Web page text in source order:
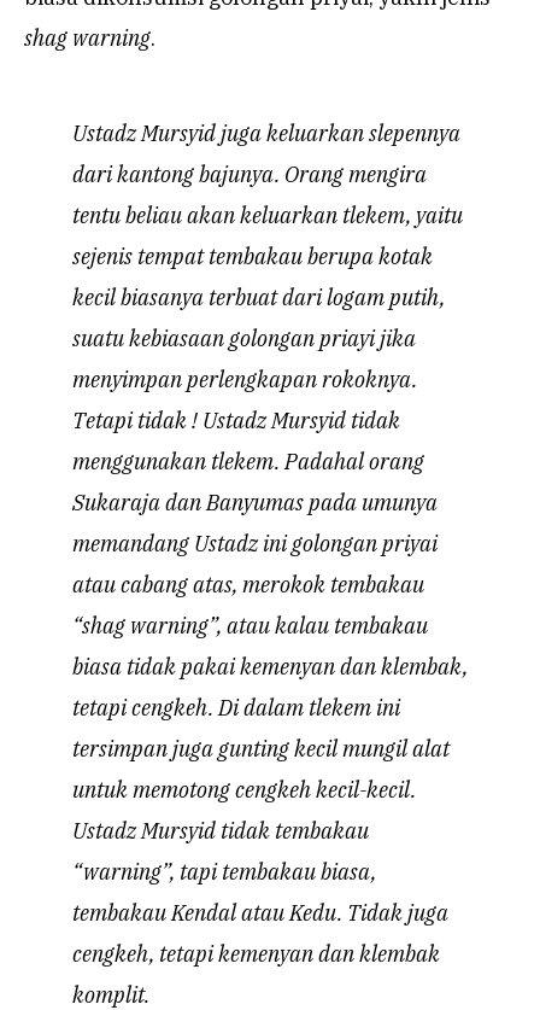
shag warning.
Ustadz Mursyid juga keluarkan slepennya
dari kantong bajunya. Orang mengira
tentu beliau akan keluarkan tlekem, yaitu
sejenis tempat tembakau berupa kotak
kecil biasanya terbuat dari logam putih,
suatu kebiasaan golongan priayi jika
menyimpan perlengkapan rokoknya.
Tetapi tidak ! Ustadz Mursyid tidak
menggunakan tlekem. Padahal orang
Sukaraja dan Banyumas pada umunya
memandang Ustadz ini golongan priyai
atau cabang atas, merokok tembakau
“shag warning”, atau kalau tembakau
biasa tidak pakai kemenyan dan klembak,
tetapi cengkeh. Di dalam tlekem ini
tersimpan juga gunting kecil mungil alat
untuk memotong cengkeh kecil-kecil.
Ustadz Mursyid tidak tembakau
“warning”, tapi tembakau biasa,
tembakau Kendal atau Kedu. Tidak juga
cengkeh, tetapi kemenyan dan klembak
komplit.